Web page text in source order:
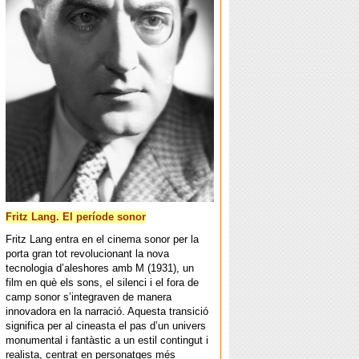
Fritz Lang. El període sonor
Fritz Lang entra en el cinema sonor per la
porta gran tot revolucionant la nova
tecnologia d’aleshores amb M (1931), un
film en què els sons, el silenci i el fora de
camp sonor s’integraven de manera
innovadora en la narració. Aquesta transició
significa per al cineasta el pas d’un univers
monumental i fantàstic a un estil contingut i
realista, centrat en personatges més